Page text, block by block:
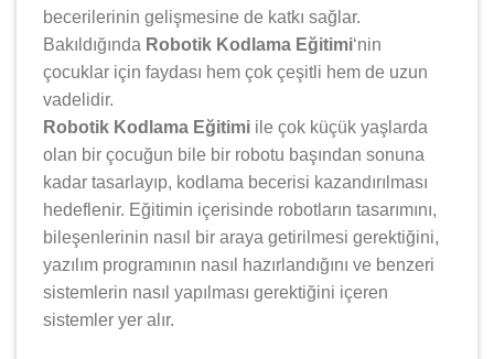
becerilerinin gelişmesine de katkı sağlar.
Bakıldığında Robotik Kodlama Eğitimi‘nin
çocuklar için faydası hem çok çeşitli hem de uzun
vadelidir.
Robotik Kodlama Eğitimi ile çok küçük yaşlarda
olan bir çocuğun bile bir robotu başından sonuna
kadar tasarlayıp, kodlama becerisi kazandırılması
hedeflenir. Eğitimin içerisinde robotların tasarımını,
bileşenlerinin nasıl bir araya getirilmesi gerektiğini,
yazılım programının nasıl hazırlandığını ve benzeri
sistemlerin nasıl yapılması gerektiğini içeren
sistemler yer alır.